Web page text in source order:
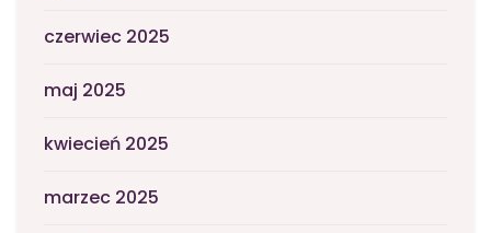
czerwiec 2025
maj 2025
kwiecień 2025
marzec 2025